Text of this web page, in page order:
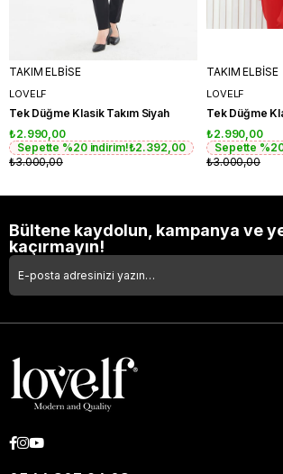
TAKIM ELBİSE
LOVELF
Tek Düğme Klasik Takım Siyah
₺2.990,00
Sepette %20 indirim!₺2.392,00
₺3.000,00
TAKIM ELBİSE
LOVELF
Tek Düğme
₺2.990,00
Sepette
₺3.000,00
Bültene kaydolun, kampanya ve
kaçırmayın!